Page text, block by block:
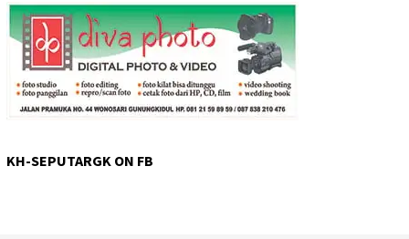
KH-SEPUTARGK ON FB